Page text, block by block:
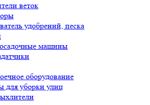
веток
удобрений, песка
машины
оборудование
для уборки улиц